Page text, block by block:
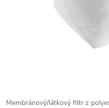
Membránový/látkový filtr z